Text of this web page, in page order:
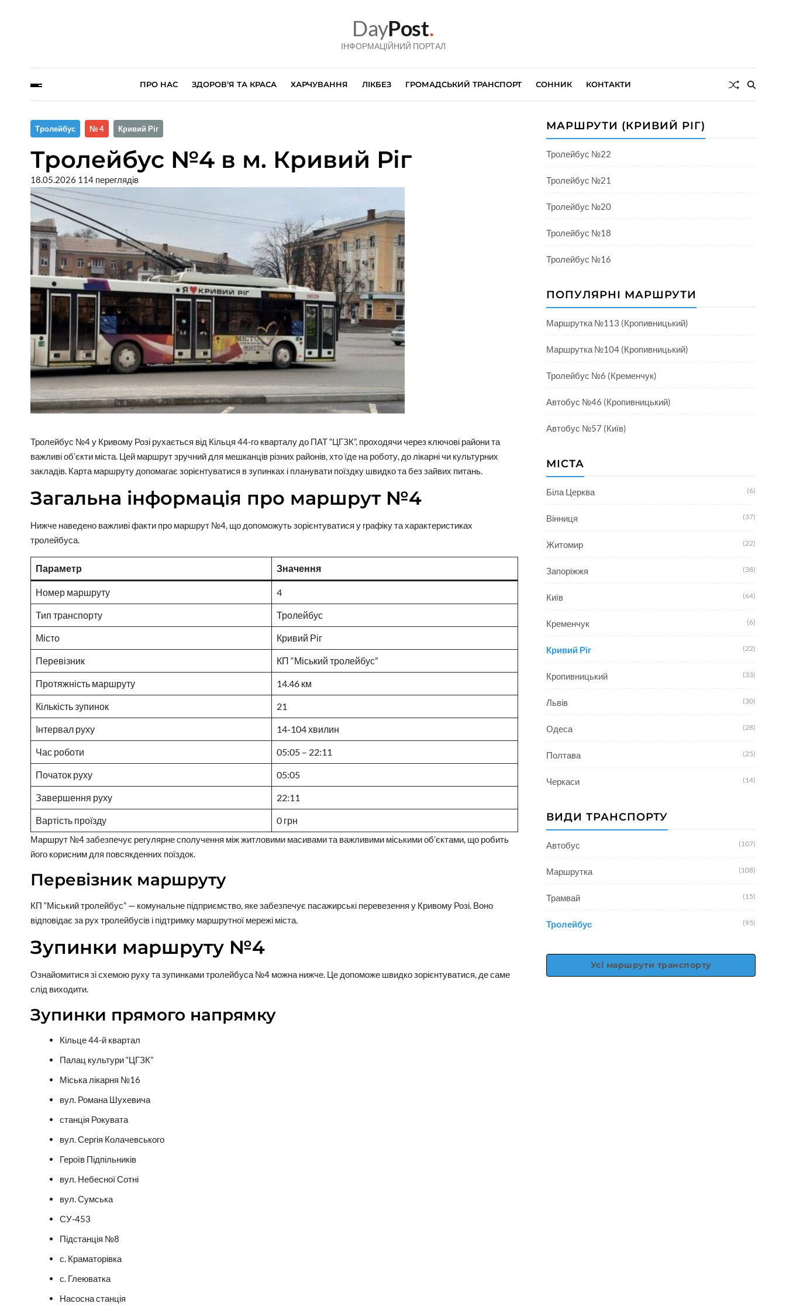
DayPost.
ІНФОРМАЦІЙНИЙ ПОРТАЛ
ПРО НАС ЗДОРОВ’Я ТА КРАСА ХАРЧУВАННЯ ЛІКБЕЗ ГРОМАДСЬКИЙ ТРАНСПОРТ СОННИК КОНТАКТИ
Тролейбус № 4 Кривий Ріг
Тролейбус №4 в м. Кривий Ріг
18.05.2026 114 переглядів
Тролейбус №4 у Кривому Розі рухається від Кільця 44-го кварталу до ПАТ “ЦГЗК”, проходячи через ключові райони та
важливі об’єкти міста. Цей маршрут зручний для мешканців різних районів, хто їде на роботу, до лікарні чи культурних
закладів. Карта маршруту допомагає зорієнтуватися в зупинках і планувати поїздку швидко та без зайвих питань.
Загальна інформація про маршрут №4
Нижче наведено важливі факти про маршрут №4, що допоможуть зорієнтуватися у графіку та характеристиках
тролейбуса.
Параметр Значення
Номер маршруту 4
Тип транспорту Тролейбус
Місто Кривий Ріг
Перевізник КП “Міський тролейбус”
Протяжність маршруту 14.46 км
Кількість зупинок 21
Інтервал руху 14-104 хвилин
Час роботи 05:05 – 22:11
Початок руху 05:05
Завершення руху 22:11
Вартість проїзду 0 грн
Маршрут №4 забезпечує регулярне сполучення між житловими масивами та важливими міськими об’єктами, що робить
його корисним для повсякденних поїздок.
Перевізник маршруту
КП “Міський тролейбус” — комунальне підприємство, яке забезпечує пасажирські перевезення у Кривому Розі. Воно
відповідає за рух тролейбусів і підтримку маршрутної мережі міста.
Зупинки маршруту №4
Ознайомитися зі схемою руху та зупинками тролейбуса №4 можна нижче. Це допоможе швидко зорієнтуватися, де саме
слід виходити.
Зупинки прямого напрямку
Кільце 44-й квартал
Палац культури “ЦГЗК”
Міська лікарня №16
вул. Романа Шухевича
станція Рокувата
вул. Сергія Колачевського
Героїв Підпільників
вул. Небесної Сотні
вул. Сумська
СУ-453
Підстанція №8
с. Краматорівка
с. Глеюватка
Насосна станція
МАРШРУТИ (КРИВИЙ РІГ)
Тролейбус №22
Тролейбус №21
Тролейбус №20
Тролейбус №18
Тролейбус №16
ПОПУЛЯРНІ МАРШРУТИ
Маршрутка №113 (Кропивницький)
Маршрутка №104 (Кропивницький)
Тролейбус №6 (Кременчук)
Автобус №46 (Кропивницький)
Автобус №57 (Київ)
МІСТА
Біла Церква (6)
Вінниця (37)
Житомир (22)
Запоріжжя (38)
Київ (64)
Кременчук (6)
Кривий Ріг (22)
Кропивницький (33)
Львів (30)
Одеса (28)
Полтава (25)
Черкаси (14)
ВИДИ ТРАНСПОРТУ
Автобус (107)
Маршрутка (108)
Трамвай (15)
Тролейбус (95)
Усі маршрути транспорту